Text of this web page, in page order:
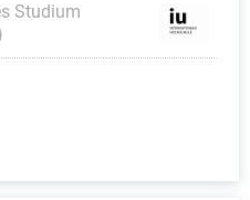
Studium